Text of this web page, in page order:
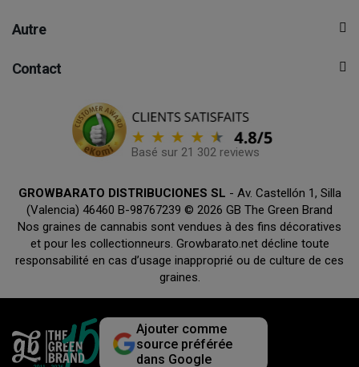
Autre
Contact
Basé sur 21 302 reviews
GROWBARATO DISTRIBUCIONES SL - Av. Castellón 1, Silla
(Valencia) 46460 B-98767239 © 2026 GB The Green Brand
Nos graines de cannabis sont vendues à des fins décoratives
et pour les collectionneurs. Growbarato.net décline toute
responsabilité en cas d’usage inapproprié ou de culture de ces
graines.
Ajouter comme
source préférée
dans Google